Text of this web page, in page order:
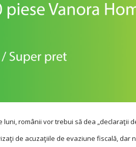
românii vor trebui să dea „declaraţii
de acuzaţiile de evaziune fiscală, dar